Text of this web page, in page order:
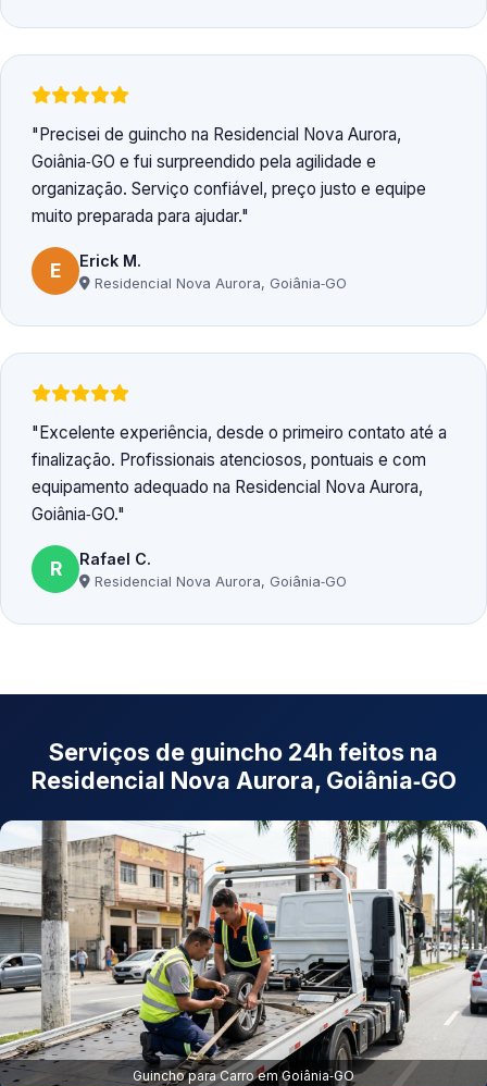
Precisei de guincho na Residencial Nova Aurora,
Goiânia‑GO e fui surpreendido pela agilidade e
organização. Serviço confiável, preço justo e equipe
muito preparada para ajudar.
E Erick M.
Residencial Nova Aurora, Goiânia‑GO
Excelente experiência, desde o primeiro contato até a
finalização. Profissionais atenciosos, pontuais e com
equipamento adequado na Residencial Nova Aurora,
Goiânia‑GO.
R Rafael C.
Residencial Nova Aurora, Goiânia‑GO
Serviços de guincho 24h feitos na
Residencial Nova Aurora, Goiânia‑GO
Guincho para Carro em Goiânia‑GO